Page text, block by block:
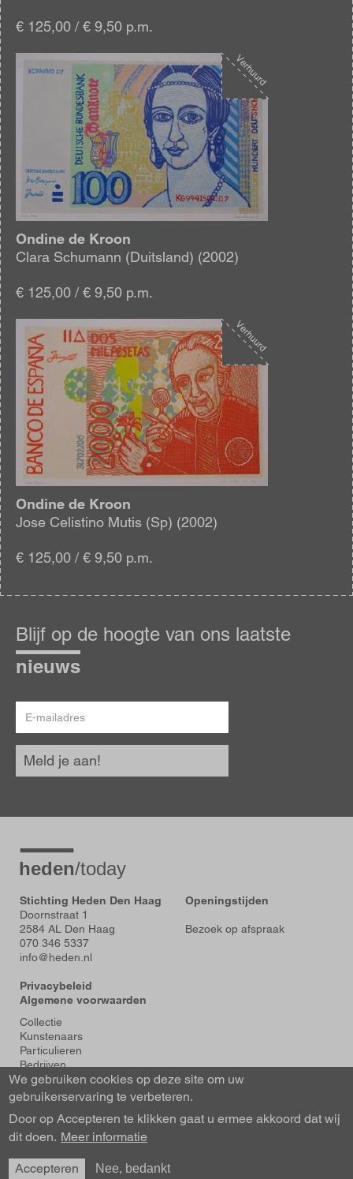
€ 125,00 / € 9,50 p.m.
Afbeelding
Ondine de Kroon
Clara Schumann (Duitsland) (2002)
€ 125,00 / € 9,50 p.m.
Afbeelding
Ondine de Kroon
Jose Celistino Mutis (Sp) (2002)
€ 125,00 / € 9,50 p.m.
op
de
hoogte
Blijf op de hoogte van ons laatste
nieuws
mailadres
Meld je aan!
Stichting Heden Den Haag
Doornstraat 1
2584 AL Den Haag
070 346 5337
info@heden.nl
Privacybeleid
Algemene voorwaarden
Openingstijden
Bezoek op afspraak
Voet
Collectie
Kunstenaars
Particulieren
Bedrijven
Tentoonstellingen
Actueel
About us
Contact
We gebruiken cookies op deze site om uw
gebruikerservaring te verbeteren.
Door op Accepteren te klikken gaat u ermee akkoord dat wij
dit doen. Meer informatie
Accepteren Nee, bedankt